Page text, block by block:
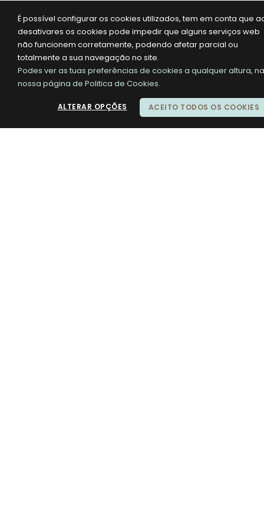
É possível configurar os cookies utilizados, tem em conta que
desativares os cookies pode impedir que alguns serviços web
não funcionem corretamente, podendo afetar parcial ou
totalmente a sua navegação no site.
Podes ver as tuas preferências de cookies a qualquer altura, na
nossa página de Politica de Cookies.
ALTERAR OPÇÕES ACEITO TODOS OS COOKIES